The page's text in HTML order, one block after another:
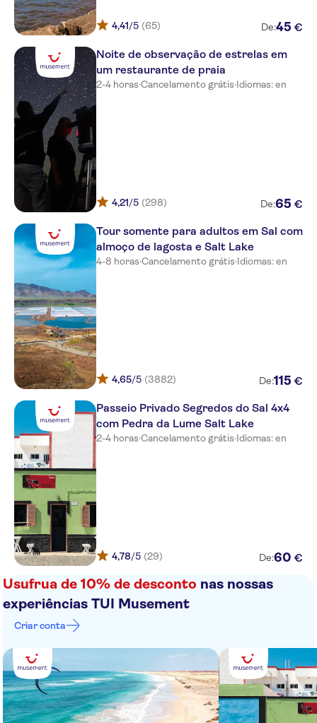
Melia Dunas Beach Resort &
Spa
RIU CABO VERDE
Melia Llana Beach
SOL DUNAS FAMILY FUN
Odjo d'Agua
MÉLIA LAGUNA
Sal Vila Verde
Aparthotel Leme Bedje
Halos Casa Resort
Dunas de Sal
Porto Antigo
Nha Terra Hotel
Sobrado
Hotel Pontao
Nautilus Aparthotel
Budha Beach
Angulo House
Djadsal Moradias
HOTEL MIRABELA
Da Luz
Hotel Porta Do Vento
RESIDENCE
Murdeira Village Resort
Aquamarina Suites
4,41/5 (65) De:45 €
Noite de observação de estrelas em
um restaurante de praia
2-4 horas·Cancelamento grátis·Idiomas: en
4,21/5 (298) De:65 €
Tour somente para adultos em Sal com
almoço de lagosta e Salt Lake
4-8 horas·Cancelamento grátis·Idiomas: en
4,65/5 (3882) De:115 €
Passeio Privado Segredos do Sal 4x4
com Pedra da Lume Salt Lake
2-4 horas·Cancelamento grátis·Idiomas: en
4,78/5 (29) De:60 €
Usufrua de 10% de desconto nas nossas
experiências TUI Musement
Criar conta